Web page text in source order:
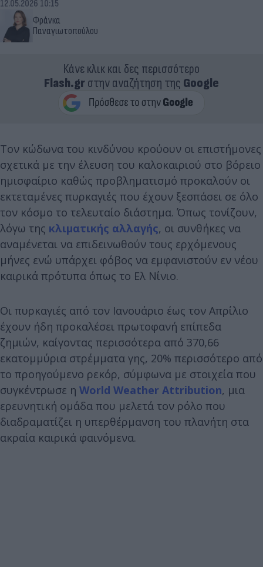
Φράνκα
Παναγιωτοπούλου
12.05.2026 10:15
Κάνε κλικ και δες περισσότερο
Flash.grστην αναζήτηση της Google
Τον κώδωνα του κινδύνου κρούουν οι επιστήμονες
σχετικά με την έλευση του καλοκαιριού στο βόρειο
ημισφαίριο καθώς προβληματισμό προκαλούν οι
εκτεταμένες πυρκαγιές που έχουν ξεσπάσει σε όλο
τον κόσμο το τελευταίο διάστημα. Όπως τονίζουν,
λόγω της κλιματικής αλλαγής, οι συνθήκες να
αναμένεται να επιδεινωθούν τους ερχόμενους
μήνες ενώ υπάρχει φόβος να εμφανιστούν εν νέου
καιρικά πρότυπα όπως το Ελ Νίνιο.
Οι πυρκαγιές από τον Ιανουάριο έως τον Απρίλιο
έχουν ήδη προκαλέσει πρωτοφανή επίπεδα
ζημιών, καίγοντας περισσότερα από 370,66
εκατομμύρια στρέμματα γης, 20% περισσότερο από
το προηγούμενο ρεκόρ, σύμφωνα με στοιχεία που
συγκέντρωσε η World Weather Attribution, μια
ερευνητική ομάδα που μελετά τον ρόλο που
διαδραματίζει η υπερθέρμανση του πλανήτη στα
ακραία καιρικά φαινόμενα.